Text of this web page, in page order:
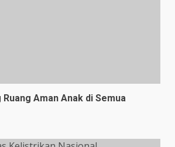
Aman Anak di Semua